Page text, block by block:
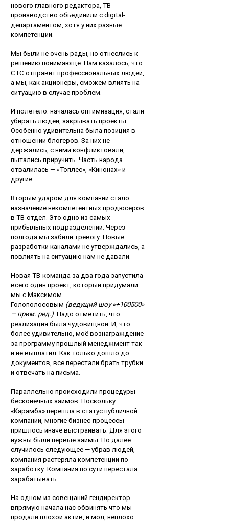
нового главного редактора, ТВ-
производство обьединили с digital-
департаментом, хотя у них разные
компетенции.
Мы были не очень рады, но отнеслись к
решению понимающе. Нам казалось, что
СТС отправит профессиональных людей,
а мы, как акционеры, сможем влиять на
ситуацию в случае проблем.
И полетело: началась оптимизация, cтали
убирать людей, закрывать проекты.
Особенно удивительна была позиция в
отношении блогеров. За них не
держались, с ними конфликтовали,
пытались приручить. Часть народа
отвалилась — «Топлес», «Кинонах» и
другие.
Вторым ударом для компании стало
назначение некомпетентных продюсеров
в ТВ-отдел. Это одно из самых
прибыльных подразделений. Через
полгода мы забили тревогу. Новые
разработки каналами не утверждались, а
повлиять на ситуацию нам не давали.
Новая ТВ-команда за два года запустила
всего один проект, который придумали
мы с Максимом
Голополосовым (ведущий шоу «+100500»
— прим. ред.). Надо отметить, что
реализация была чудовищной. И, что
более удивительно, моё вознаграждение
за программу прошлый менеджмент так
и не выплатил. Как только дошло до
документов, все перестали брать трубки
и отвечать на письма.
Параллельно происходили процедуры
бесконечных займов. Поскольку
«Карамба» перешла в статус публичной
компании, многие бизнес-процессы
пришлось иначе выстраивать. Для этого
нужны были первые займы. Но далее
случилось следующее — убрав людей,
компания растеряла компетенции по
заработку. Компания по сути перестала
зарабатывать.
На одном из совещаний гендиректор
впрямую начала нас обвинять что мы
продали плохой актив, и мол, неплохо